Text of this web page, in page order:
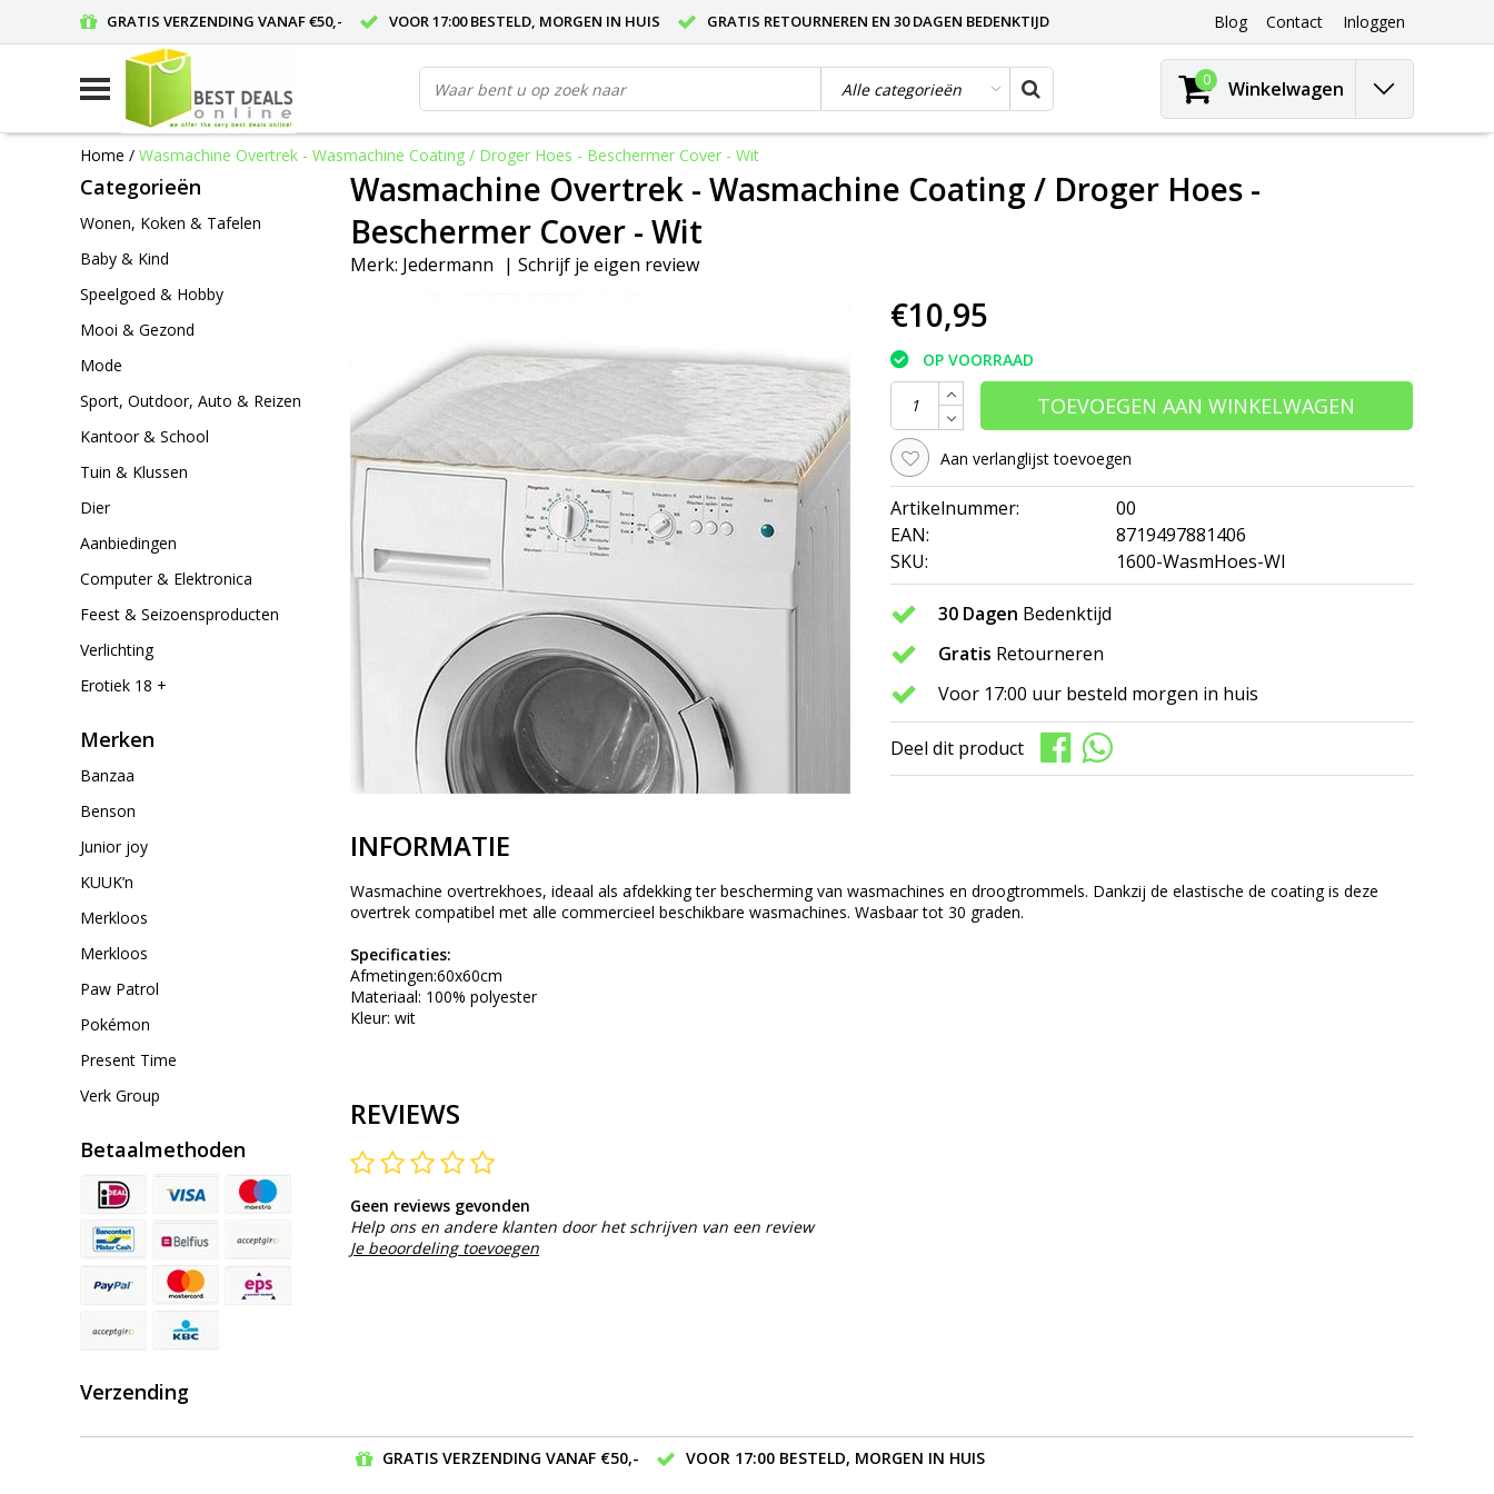
GRATIS VERZENDING VANAF €50,- VOOR 17:00 BESTELD, MORGEN IN HUIS GRATIS RETOURNEREN EN 30 DAGEN BEDENKTIJD Blog Contact Inloggen
0 Winkelwagen
Home / Wasmachine Overtrek - Wasmachine Coating / Droger Hoes - Beschermer Cover - Wit
Categorieën
Wonen, Koken & Tafelen
Baby & Kind
Speelgoed & Hobby
Mooi & Gezond
Mode
Sport, Outdoor, Auto & Reizen
Kantoor & School
Tuin & Klussen
Dier
Aanbiedingen
Computer & Elektronica
Feest & Seizoensproducten
Verlichting
Erotiek 18 +
Merken
Banzaa
Benson
Junior joy
KUUK’n
Merkloos
Merkloos
Paw Patrol
Pokémon
Present Time
Verk Group
Betaalmethoden
Verzending
Wasmachine Overtrek - Wasmachine Coating / Droger Hoes -
Beschermer Cover - Wit
Merk: Jedermann | Schrijf je eigen review
€10,95
OP VOORRAAD
TOEVOEGEN AAN WINKELWAGEN
Aan verlanglijst toevoegen
Artikelnummer:
00
EAN:
8719497881406
SKU:
1600-WasmHoes-WI
30 Dagen Bedenktijd
Gratis Retourneren
Voor 17:00 uur besteld morgen in huis
Deel dit product
INFORMATIE
Wasmachine overtrekhoes, ideaal als afdekking ter bescherming van wasmachines en droogtrommels. Dankzij de elastische de coating is deze
overtrek compatibel met alle commercieel beschikbare wasmachines. Wasbaar tot 30 graden.
Specificaties:
Afmetingen:60x60cm
Materiaal: 100% polyester
Kleur: wit
REVIEWS
Geen reviews gevonden
Help ons en andere klanten door het schrijven van een review
Je beoordeling toevoegen
GRATIS VERZENDING VANAF €50,-
VOOR 17:00 BESTELD, MORGEN IN HUIS